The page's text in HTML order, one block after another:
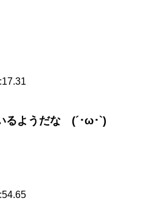
るようだな (´･ω･`)